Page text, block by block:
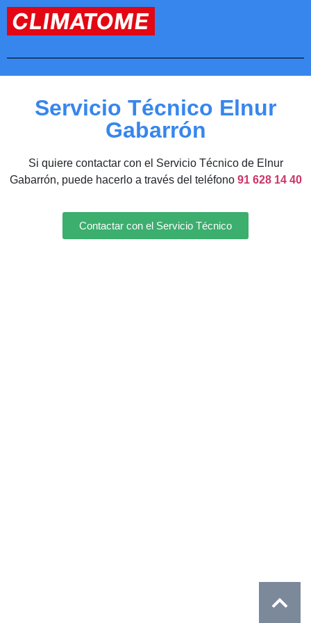
Servicio Técnico Elnur
Gabarrón
Si quiere contactar con el Servicio Técnico de Elnur
Gabarrón, puede hacerlo a través del teléfono 91 628 14 40
Contactar con el Servicio Técnico